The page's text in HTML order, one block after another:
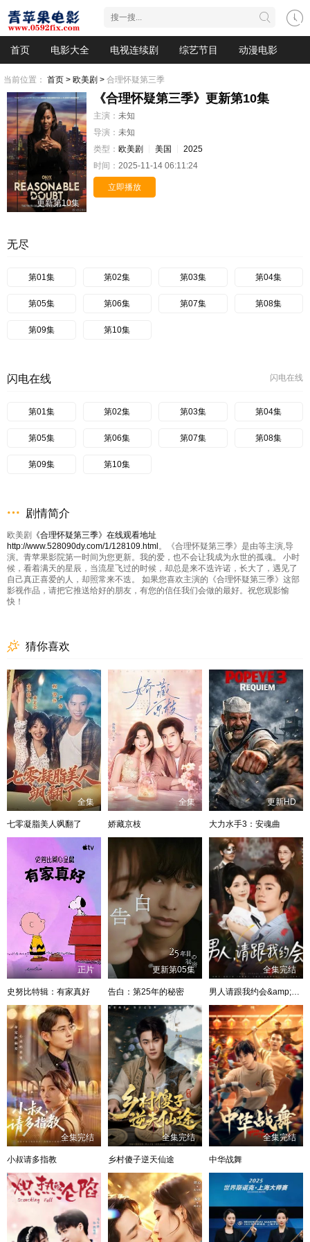
首页 电影大全 电视连续剧 综艺节目 动漫电影
当前位置： 首页 > 欧美剧 > 合理怀疑第三季
更新第10集
《合理怀疑第三季》更新第10集
主演： 未知
导演： 未知
类型： 欧美剧 美国
2025
时间： 2025-11-14 06:11:24
立即播放
无尽
第01集 第02集 第03集 第04集
第05集 第06集 第07集 第08集
第09集 第10集
闪电在线
闪电在线
第01集 第02集 第03集 第04集
第05集 第06集 第07集 第08集
第09集 第10集
剧情简介
欧美剧
《合理怀疑第三季》在线观看地址
http://www.528090dy.com/1/128109.html 。《合理怀疑第三季》是由等主演,导
演。青苹果影院第一时间为您更新。我的爱，也不会让我成为永世的孤魂。 小时
候，看着满天的星辰，当流星飞过的时候，却总是来不迭许诺，长大了，遇见了
自己真正喜爱的人，却照常来不迭。 如果您喜欢主演的《合理怀疑第三季》这部
影视作品，请把它推送给好的朋友，有您的信任我们会做的最好。祝您观影愉
快！
猜你喜欢
全集
七零凝脂美人飒翻了
全集
娇藏京枝
更新HD
大力水手3：安魂曲
正片
史努比特辑：有家真好
更新第05集
告白：第25年的秘密
全集完结
男人请跟我约会&amp;当我决定凭实力单身
全集完结
小叔请多指教
全集完结
乡村傻子逆天仙途
全集完结
中华战舞